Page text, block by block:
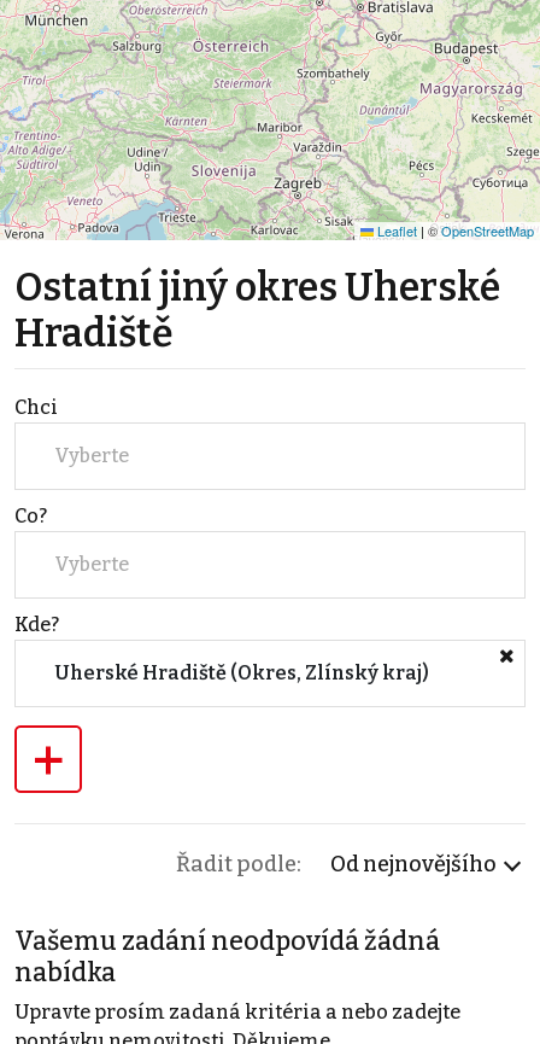
Leaflet | ©OpenStreetMap
Ostatní jiný okres Uherské
Hradiště
Chci
Vyberte
Co?
Vyberte
Kde?
Uherské Hradiště (Okres, Zlínský kraj)
+
Řadit podle: Od nejnovějšího
Vašemu zadání neodpovídá žádná
nabídka
Upravte prosím zadaná kritéria a nebo zadejte